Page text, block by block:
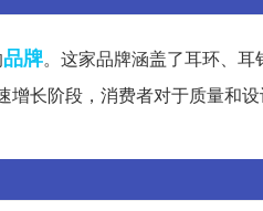
品牌。这家品牌涵盖了耳环、耳
长阶段，消费者对于质量和